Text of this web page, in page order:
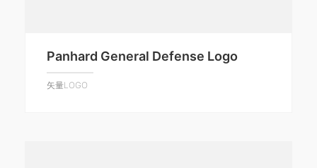
Panhard General Defense Logo
矢量LOGO